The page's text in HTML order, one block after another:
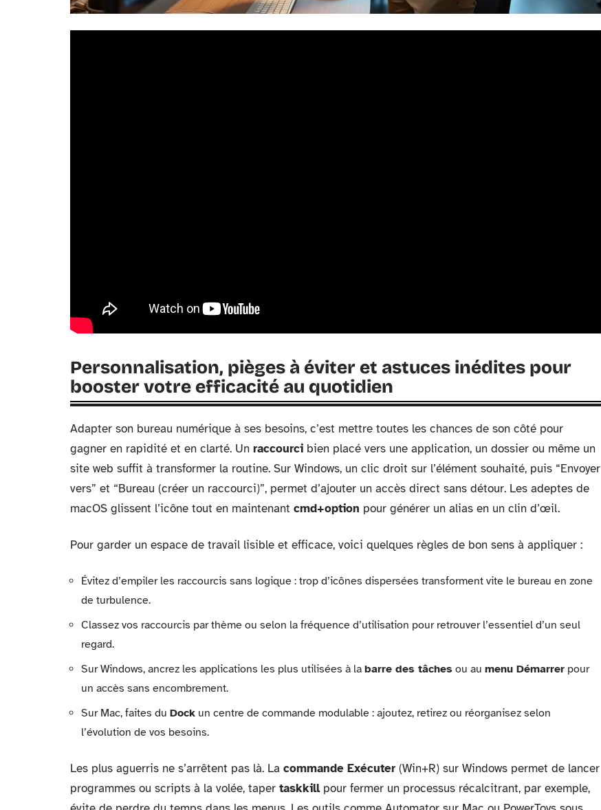
Personnalisation, pièges à éviter et astuces inédites pour
booster votre efficacité au quotidien
Adapter son bureau numérique à ses besoins, c’est mettre toutes les chances de son côté pour
gagner en rapidité et en clarté. Un raccourci bien placé vers une application, un dossier ou même un
site web suffit à transformer la routine. Sur Windows, un clic droit sur l’élément souhaité, puis “Envoyer
vers” et “Bureau (créer un raccourci)”, permet d’ajouter un accès direct sans détour. Les adeptes de
macOS glissent l’icône tout en maintenant cmd+option pour générer un alias en un clin d’œil.
Pour garder un espace de travail lisible et efficace, voici quelques règles de bon sens à appliquer :
Évitez d’empiler les raccourcis sans logique : trop d’icônes dispersées transforment vite le bureau en zone
de turbulence.
Classez vos raccourcis par thème ou selon la fréquence d’utilisation pour retrouver l’essentiel d’un seul
regard.
Sur Windows, ancrez les applications les plus utilisées à la barre des tâches ou au menu Démarrer pour
un accès sans encombrement.
Sur Mac, faites du Dock un centre de commande modulable : ajoutez, retirez ou réorganisez selon
l’évolution de vos besoins.
Les plus aguerris ne s’arrêtent pas là. La commande Exécuter (Win+R) sur Windows permet de lancer
programmes ou scripts à la volée, taper taskkillpour fermer un processus récalcitrant, par exemple,